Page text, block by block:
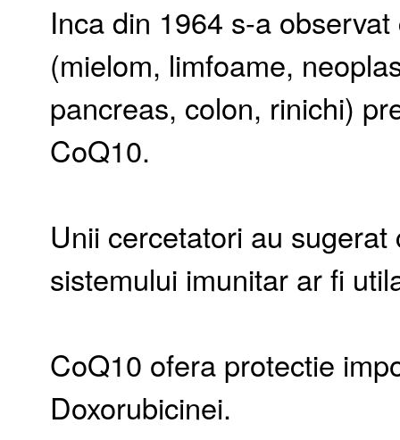
Inca din 1964 s-a
(mielom, limfoame,
pancreas, colon, rinichi)
CoQ10.
Unii cercetatori au
sistemului imunitar ar fi
CoQ10 ofera protectie
Doxorubicinei.